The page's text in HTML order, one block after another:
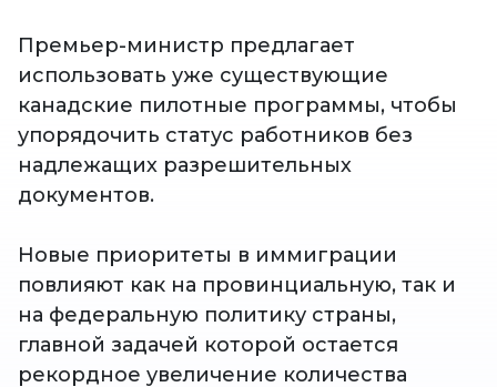
Премьер-министр предлагает
использовать уже существующие
канадские пилотные программы, чтобы
упорядочить статус работников без
надлежащих разрешительных
документов.
Новые приоритеты в иммиграции
повлияют как на провинциальную, так и
на федеральную политику страны,
главной задачей которой остается
рекордное увеличение количества